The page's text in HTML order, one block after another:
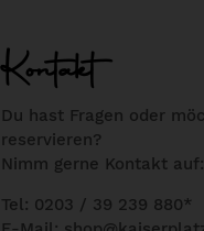
Kontakt
Du hast Fragen oder
reservieren?
Nimm gerne Kontakt auf:
Tel: 0203 / 39 239 880*